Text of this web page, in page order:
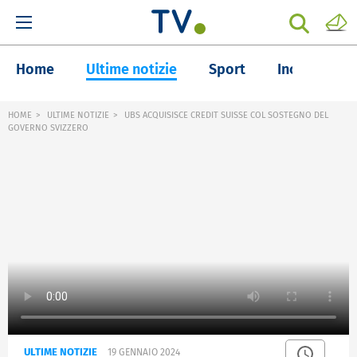
Home Ultime notizie Sport Inchieste
HOME ULTIME NOTIZIE
UBS ACQUISISCE CREDIT SUISSE COL SOSTEGNO DEL
GOVERNO SVIZZERO
ULTIME NOTIZIE 19 GENNAIO 2024